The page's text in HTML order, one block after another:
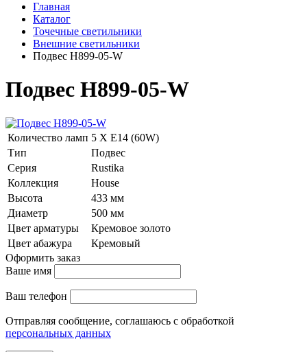
Главная
Каталог
Точечные светильники
Внешние светильники
Подвес H899-05-W
Подвес H899-05-W
Количество ламп 5 Х E14 (60W)
Тип
Подвес
Серия
Rustika
Коллекция
House
Высота
433 мм
Диаметр
500 мм
Цвет арматуры
Кремовое золото
Цвет абажура
Кремовый
Оформить заказ
Ваше имя
Ваш телефон
Отправляя сообщение, соглашаюсь с обработкой
персональных данных